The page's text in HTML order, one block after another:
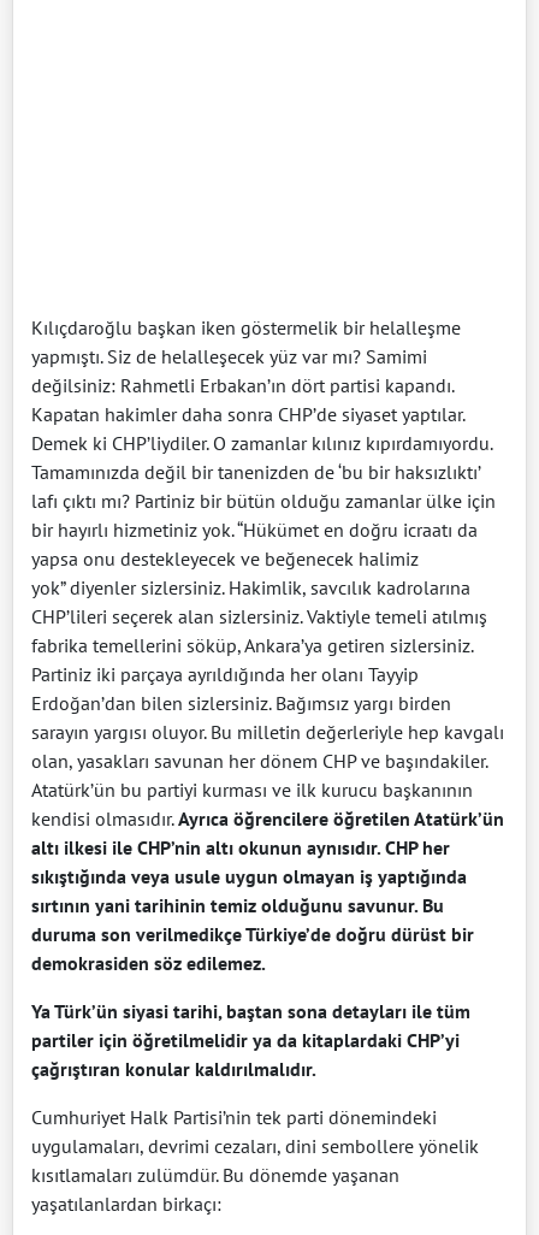
Kılıçdaroğlu başkan iken göstermelik bir helalleşme
yapmıştı. Siz de helalleşecek yüz var mı? Samimi
değilsiniz: Rahmetli Erbakan’ın dört partisi kapandı.
Kapatan hakimler daha sonra CHP’de siyaset yaptılar.
Demek ki CHP’liydiler. O zamanlar kılınız kıpırdamıyordu.
Tamamınızda değil bir tanenizden de ‘bu bir haksızlıktı’
lafı çıktı mı? Partiniz bir bütün olduğu zamanlar ülke için
bir hayırlı hizmetiniz yok. “Hükümet en doğru icraatı da
yapsa onu destekleyecek ve beğenecek halimiz
yok” diyenler sizlersiniz. Hakimlik, savcılık kadrolarına
CHP’lileri seçerek alan sizlersiniz. Vaktiyle temeli atılmış
fabrika temellerini söküp, Ankara’ya getiren sizlersiniz.
Partiniz iki parçaya ayrıldığında her olanı Tayyip
Erdoğan’dan bilen sizlersiniz. Bağımsız yargı birden
sarayın yargısı oluyor. Bu milletin değerleriyle hep kavgalı
olan, yasakları savunan her dönem CHP ve başındakiler.
Atatürk’ün bu partiyi kurması ve ilk kurucu başkanının
kendisi olmasıdır.Ayrıca öğrencilere öğretilen Atatürk’ün
altı ilkesi ile CHP’nin altı okunun aynısıdır. CHP her
sıkıştığında veya usule uygun olmayan iş yaptığında
sırtının yani tarihinin temiz olduğunu savunur. Bu
duruma son verilmedikçe Türkiye’de doğru dürüst bir
demokrasiden söz edilemez.
Ya Türk’ün siyasi tarihi, baştan sona detayları ile tüm
partiler için öğretilmelidir ya da kitaplardaki CHP’yi
çağrıştıran konular kaldırılmalıdır.
Cumhuriyet Halk Partisi’nin tek parti dönemindeki
uygulamaları, devrimi cezaları, dini sembollere yönelik
kısıtlamaları zulümdür. Bu dönemde yaşanan
yaşatılanlardan birkaçı: